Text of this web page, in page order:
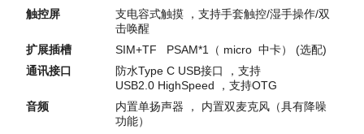
触控屏
支电容式触摸 ，支持手套触控/湿手操作/双
击唤醒
扩展插槽
SIM+TF PSAM*1（ micro 中卡） (选配)
通讯接口
防水Type C USB接口 ，支持
USB2.0 HighSpeed ，支持OTG
音频
内置单扬声器 ， 内置双麦克风（具有降噪
功能）